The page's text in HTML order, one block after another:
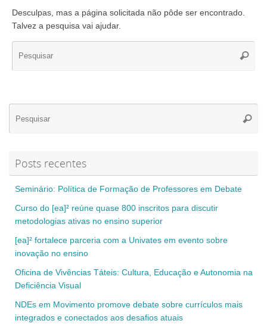
Desculpas, mas a página solicitada não pôde ser encontrado.
Talvez a pesquisa vai ajudar.
Posts recentes
Seminário: Política de Formação de Professores em Debate
Curso do [ea]² reúne quase 800 inscritos para discutir
metodologias ativas no ensino superior
[ea]² fortalece parceria com a Univates em evento sobre
inovação no ensino
Oficina de Vivências Táteis: Cultura, Educação e Autonomia na
Deficiência Visual
NDEs em Movimento promove debate sobre currículos mais
integrados e conectados aos desafios atuais